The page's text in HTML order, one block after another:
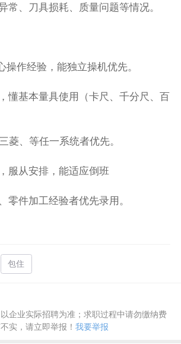
常、刀具损耗、质量问题等情况。
操作经验，能独立操机优先。
懂基本量具使用（卡尺、千分尺、百
菱、等任一系统者优先。
服从安排，能适应倒班
零件加工经验者优先录用。
包住
企业实际招聘为准；求职过程中请勿缴纳费
实，请立即举报！ 我要举报